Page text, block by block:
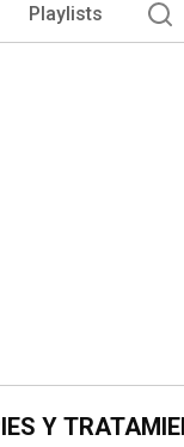
Playlists
Y